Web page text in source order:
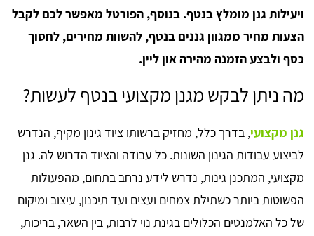
ויעילות גנן מומלץ בנטף. בנוסף, הפורטל מאפשר לכם לקבל
הצעות מחיר ממגוון גננים בנטף, להשוות מחירים, לחסוך
כסף ולבצע הזמנה מהירה און ליין.
מה ניתן לבקש מגנן מקצועי בנטף לעשות?
גנן מקצועי, בדרך כלל, מחזיק ברשותו ציוד גינון מקיף, הנדרש
לביצוע עבודות הגינון השונות. כל עבודה והציוד הדרוש לה. גנן
מקצועי, המתכנן גינות, נדרש לידע נרחב בתחום, מהפעולות
הפשוטות ביותר כשתילת צמחים ועצים ועד תיכנון, עיצוב ומיקום
של כל האלמנטים הכלולים בגינת נוי לרבות, בין השאר, בריכות,